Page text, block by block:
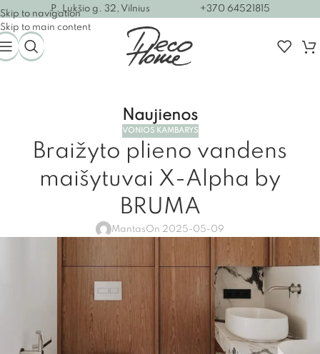
Skip to navigation
Skip to main content
P. Lukšio g. 32, Vilnius +370 64521815
Naujienos
VONIOS KAMBARYS
Braižyto plieno vandens
maišytuvai X-Alpha by
BRUMA
MantasOn 2025-05-09